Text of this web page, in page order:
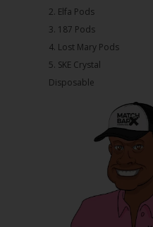
2.⁠ ⁠⁠Elfa Pods
3.⁠ ⁠⁠187 Pods
4.⁠ ⁠⁠Lost Mary Pods
5.⁠ ⁠⁠SKE Crystal
Disposable